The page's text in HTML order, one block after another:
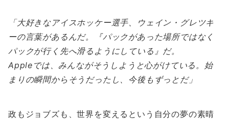
「大好きなアイスホッケー選手、ウェイン・グレツキ
ーの言葉があるんだ。『パックがあった場所ではなく
パックが行く先へ滑るようにしている』だ。
Appleでは、みんながそうしようと心がけている。始
まりの瞬間からそうだったし、今後もずっとだ」
政もジョブズも、世界を変えるという自分の夢の素晴